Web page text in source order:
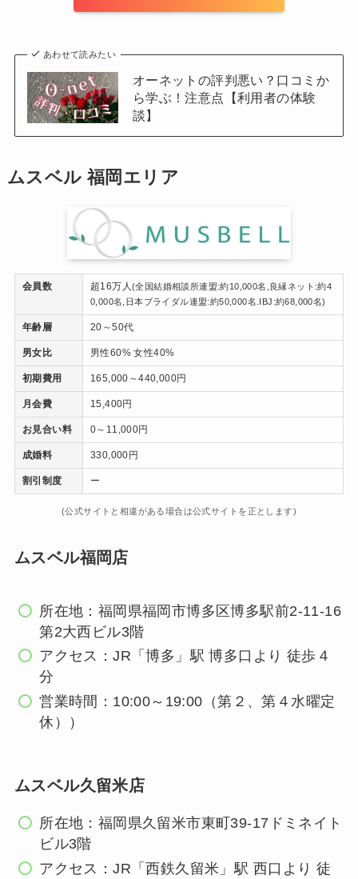
あわせて読みたい
オーネットの評判悪い？口コミか
ら学ぶ！注意点【利用者の体験
談】
ムスベル 福岡エリア
会員数 超16万人 (全国結婚相談所連盟:約10,000名,良縁ネット:約4
0,000名,日本ブライダル連盟:約50,000名.IBJ:約68,000名)
年齢層 20～50代
男女比 男性60% 女性40%
初期費用 165,000～440,000円
月会費 15,400円
お見合い料 0～11,000円
成婚料 330,000円
割引制度 ー
(公式サイトと相違がある場合は公式サイトを正とします)
ムスベル福岡店
所在地：福岡県福岡市博多区博多駅前2-11-16
第2大⻄ビル3階
アクセス：JR「博多」駅 博多口より 徒歩４
分
営業時間：10:00～19:00（第２、第４水曜定
休））
ムスベル久留米店
所在地：福岡県久留米市東町39-17ドミネイト
ビル3階
アクセス：JR「西鉄久留米」駅 西口より 徒